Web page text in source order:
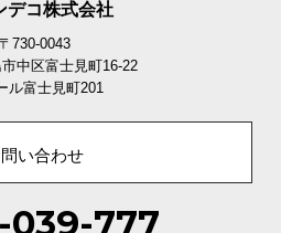
デコ株式会社
730-0043
中区富士見町16-22
ル富士見町201
い合わせ
039-777